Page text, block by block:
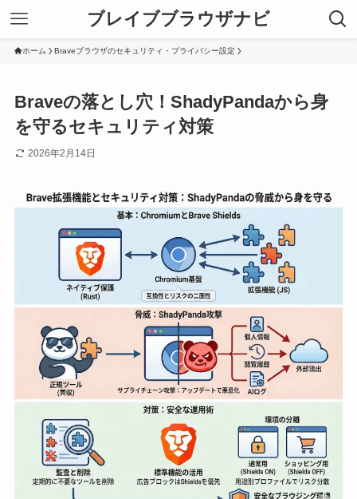
ブレイブブラウザナビ
ホーム Braveブラウザのセキュリティ・プライバシー設定
Braveの落とし穴！ShadyPandaから身
を守るセキュリティ対策
2026年2月14日